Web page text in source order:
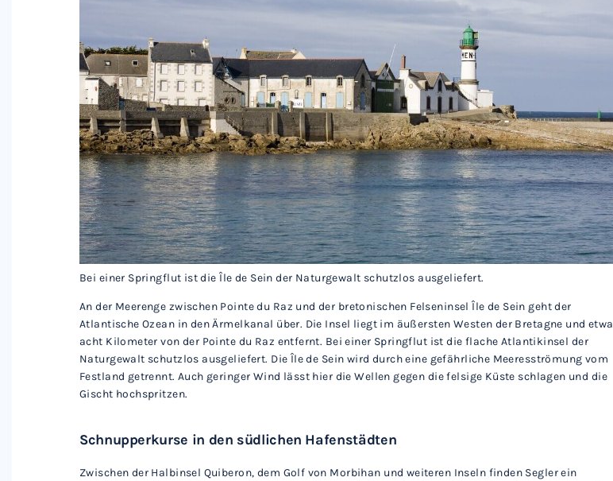
Bei einer Springflut ist die Île de Sein der Naturgewalt schutzlos ausgeliefert.
An der Meerenge zwischen Pointe du Raz und der bretonischen Felseninsel Île de Sein geht der
Atlantische Ozean in den Ärmelkanal über. Die Insel liegt im äußersten Westen der Bretagne und etwa
acht Kilometer von der Pointe du Raz entfernt. Bei einer Springflut ist die flache Atlantikinsel der
Naturgewalt schutzlos ausgeliefert. Die Île de Sein wird durch eine gefährliche Meeresströmung vom
Festland getrennt. Auch geringer Wind lässt hier die Wellen gegen die felsige Küste schlagen und die
Gischt hochspritzen.
Schnupperkurse in den südlichen Hafenstädten
Zwischen der Halbinsel Quiberon, dem Golf von Morbihan und weiteren Inseln finden Segler ein